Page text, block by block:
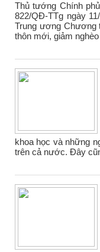
Thủ tướng Chính
822/QĐ-TTg ngày
Trung ương Chương
thôn mới, giảm
khoa học và những
trên cả nước. Đây